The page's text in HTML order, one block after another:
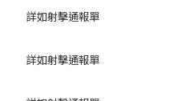
詳如射擊通報單
詳如射擊通報單